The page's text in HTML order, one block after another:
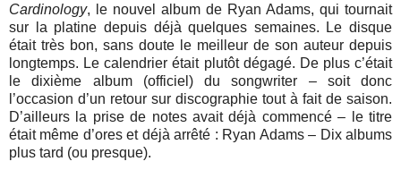
Cardinology, le nouvel album de Ryan Adams, qui tournait
sur la platine depuis déjà quelques semaines. Le disque
était très bon, sans doute le meilleur de son auteur depuis
longtemps. Le calendrier était plutôt dégagé. De plus c’était
le dixième album (officiel) du songwriter – soit donc
l’occasion d’un retour sur discographie tout à fait de saison.
D’ailleurs la prise de notes avait déjà commencé – le titre
était même d’ores et déjà arrêté : Ryan Adams – Dix albums
plus tard (ou presque).